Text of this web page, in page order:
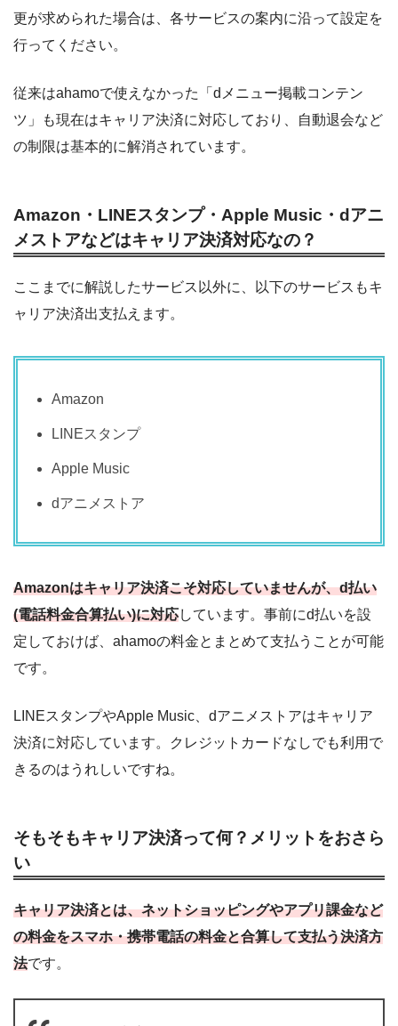
更が求められた場合は、各サービスの案内に沿って設定を
行ってください。
従来はahamoで使えなかった「dメニュー掲載コンテン
ツ」も現在はキャリア決済に対応しており、自動退会など
の制限は基本的に解消されています。
Amazon・LINEスタンプ・Apple Music・dアニ
メストアなどはキャリア決済対応なの？
ここまでに解説したサービス以外に、以下のサービスもキ
ャリア決済出支払えます。
Amazon
LINEスタンプ
Apple Music
dアニメストア
Amazonはキャリア決済こそ対応していませんが、d払い
(電話料金合算払い)に対応しています。事前にd払いを設
定しておけば、ahamoの料金とまとめて支払うことが可能
です。
LINEスタンプやApple Music、dアニメストアはキャリア
決済に対応しています。クレジットカードなしでも利用で
きるのはうれしいですね。
そもそもキャリア決済って何？メリットをおさら
い
キャリア決済とは、ネットショッピングやアプリ課金など
の料金をスマホ・携帯電話の料金と合算して支払う決済方
法です。